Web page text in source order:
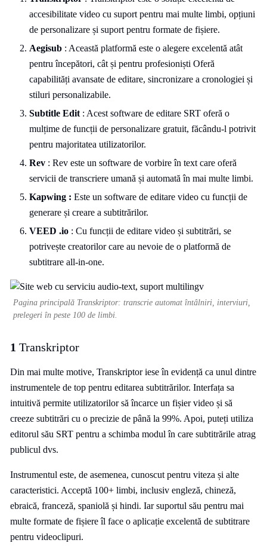
accesibilitate video cu suport pentru mai multe limbi, opțiuni
de personalizare și suport pentru formate de fișiere.
Aegisub : Această platformă este o alegere excelentă atât
pentru începători, cât și pentru profesioniști Oferă
capabilități avansate de editare, sincronizare a cronologiei și
stiluri personalizabile.
Subtitle Edit : Acest software de editare SRT oferă o
mulțime de funcții de personalizare gratuit, făcându-l potrivit
pentru majoritatea utilizatorilor.
Rev : Rev este un software de vorbire în text care oferă
servicii de transcriere umană și automată în mai multe limbi.
Kapwing : Este un software de editare video cu funcții de
generare și creare a subtitrărilor.
VEED .io : Cu funcții de editare video și subtitrări, se
potrivește creatorilor care au nevoie de o platformă de
subtitrare all-in-one.
Pagina principală Transkriptor: transcrie automat întâlniri, interviuri,
prelegeri în peste 100 de limbi.
1 Transkriptor
Din mai multe motive, Transkriptor iese în evidență ca unul dintre
instrumentele de top pentru editarea subtitrărilor. Interfața sa
intuitivă permite utilizatorilor să încarce un fișier video și să
creeze subtitrări cu o precizie de până la 99%. Apoi, puteți utiliza
editorul său SRT pentru a schimba modul în care subtitrările atrag
publicul dvs.
Instrumentul este, de asemenea, cunoscut pentru viteza și alte
caracteristici. Acceptă 100+ limbi, inclusiv engleză, chineză,
ebraică, franceză, spaniolă și hindi. Iar suportul său pentru mai
multe formate de fișiere îl face o aplicație excelentă de subtitrare
pentru videoclipuri.